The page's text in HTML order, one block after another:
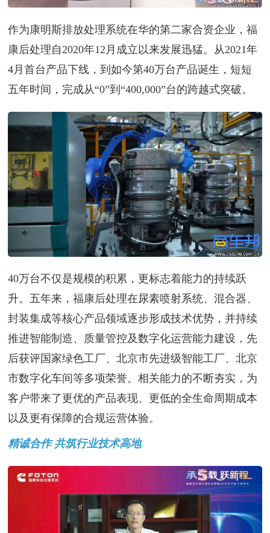
作为康明斯排放处理系统在华的第二家合资企业，福
康后处理自2020年12月成立以来发展迅猛。从2021年
4月首台产品下线，到如今第40万台产品诞生，短短
五年时间，完成从“0”到“400,000”台的跨越式突破。
40万台不仅是规模的积累，更标志着能力的持续跃
升。五年来，福康后处理在尿素喷射系统、混合器、
封装集成等核心产品领域逐步形成技术优势，并持续
推进智能制造、质量管控及数字化运营能力建设，先
后获评国家绿色工厂、北京市先进级智能工厂、北京
市数字化车间等多项荣誉。相关能力的不断夯实，为
客户带来了更优的产品表现、更低的全生命周期成本
以及更有保障的合规运营体验。
精诚合作 共筑行业技术高地